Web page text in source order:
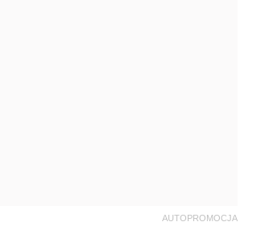
AUTOPROMOCJA